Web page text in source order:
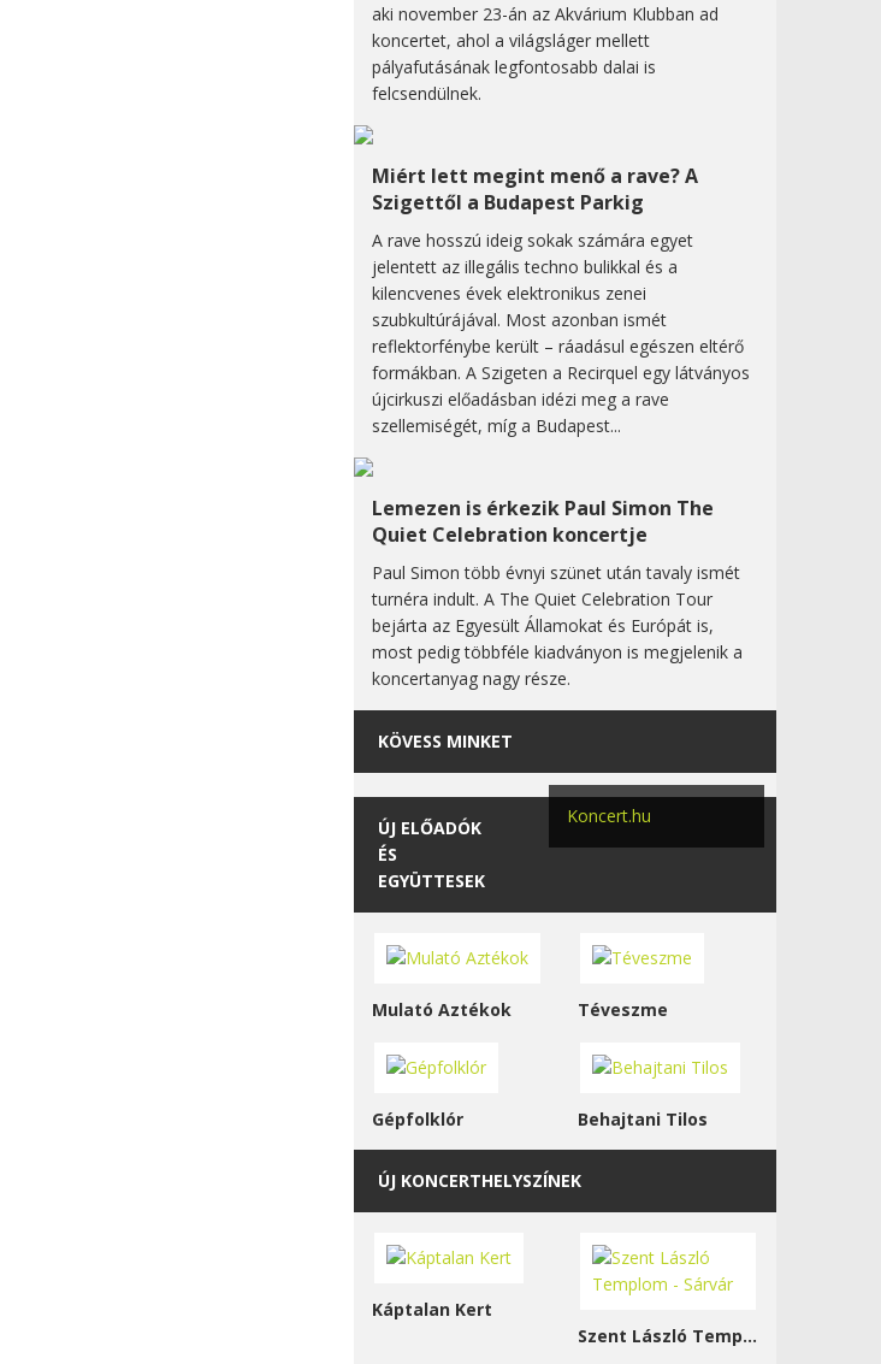
aki november 23-án az Akvárium Klubban ad
koncertet, ahol a világsláger mellett
pályafutásának legfontosabb dalai is
felcsendülnek.
Miért lett megint menő a rave? A
Szigettől a Budapest Parkig
A rave hosszú ideig sokak számára egyet
jelentett az illegális techno bulikkal és a
kilencvenes évek elektronikus zenei
szubkultúrájával. Most azonban ismét
reflektorfénybe került – ráadásul egészen eltérő
formákban. A Szigeten a Recirquel egy látványos
újcirkuszi előadásban idézi meg a rave
szellemiségét, míg a Budapest...
Lemezen is érkezik Paul Simon The
Quiet Celebration koncertje
Paul Simon több évnyi szünet után tavaly ismét
turnéra indult. A The Quiet Celebration Tour
bejárta az Egyesült Államokat és Európát is,
most pedig többféle kiadványon is megjelenik a
koncertanyag nagy része.
KÖVESS MINKET
Koncert.hu
ÚJ ELŐADÓK
ÉS
EGYÜTTESEK
Mulató Aztékok Téveszme
Gépfolklór Behajtani Tilos
ÚJ KONCERTHELYSZÍNEK
Káptalan Kert
Szent László Templom - Sárvár